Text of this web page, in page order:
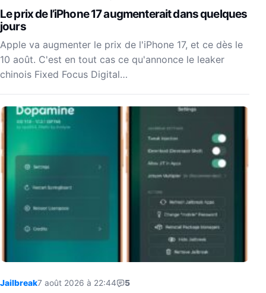
Le prix de l’iPhone 17 augmenterait dans quelques
jours
Apple va augmenter le prix de l'iPhone 17, et ce dès le
10 août. C'est en tout cas ce qu'annonce le leaker
chinois Fixed Focus Digital…
Jailbreak7 août 2026 à 22:44 5